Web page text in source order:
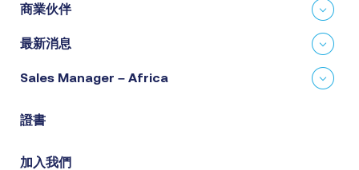
商業伙伴
最新消息
Sales Manager – Africa
證書
加入我們